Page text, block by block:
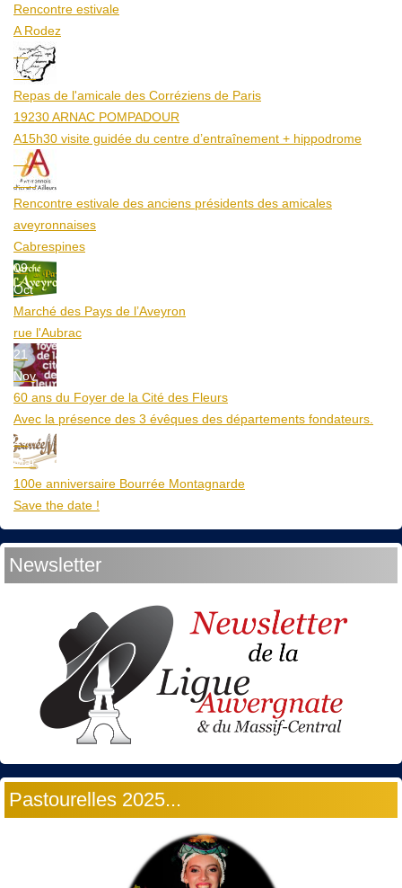
Rencontre estivale
A Rodez
23
Aoû
Repas de l'amicale des Corréziens de Paris
19230 ARNAC POMPADOUR
A15h30 visite guidée du centre d’entraînement + hippodrome
25
Aoû
Rencontre estivale des anciens présidents des amicales
aveyronnaises
Cabrespines
09
Oct
Marché des Pays de l’Aveyron
rue l'Aubrac
21
Nov
60 ans du Foyer de la Cité des Fleurs
Avec la présence des 3 évêques des départements fondateurs.
20
Mar
100e anniversaire Bourrée Montagnarde
Save the date !
Newsletter
Pastourelles 2025...